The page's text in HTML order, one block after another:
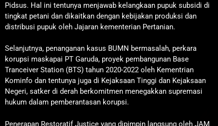
Pidsus. Hal ini tentunya menjawab kelangkaan pupuk subsidi di
tingkat petani dan dikaitkan dengan kebijakan produksi dan
distribusi pupuk oleh Jajaran kementerian Pertanian.
Selanjutnya, penanganan kasus BUMN bermasalah, perkara
korupsi maskapai PT Garuda, proyek pembangunan Base
Tranceiver Station (BTS) tahun 2020-2022 oleh Kementrian
Kominfo dan tentunya juga di Kejaksaan Tinggi dan Kejaksaan
Negeri, satker di derah berkomitmen menegakkan supremasi
hukum dalam pemberantasan korupsi.
Penerapan Restoratif Justice yang dipimpin langsung oleh JAM